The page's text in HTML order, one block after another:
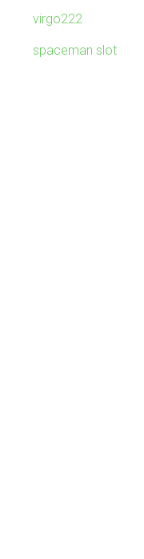
virgo222
spaceman slot